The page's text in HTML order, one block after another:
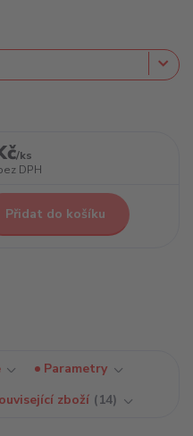
/ks
DPH
Přidat do košíku
Parametry
zboží 14